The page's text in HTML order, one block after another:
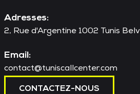
Adresses:
2, Rue d'Argentine 1002 Tunis
Email:
contact@tuniscallcenter.com
CONTACTEZ-NOUS